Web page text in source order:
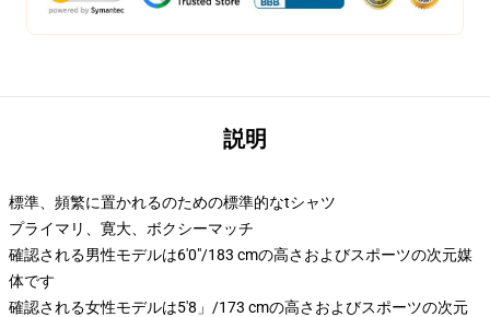
説明
標準、頻繁に置かれるのための標準的なtシャツ
プライマリ、寛大、ボクシーマッチ
確認される男性モデルは6'0"/183 cmの高さおよびスポーツの次元媒
体です
確認される女性モデルは5'8」/173 cmの高さおよびスポーツの次元